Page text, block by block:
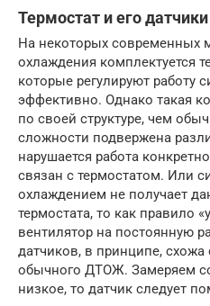
Термостат и его датчики
На некоторых современных
охлаждения комплектуется
которые регулируют работу
эффективно. Однако такая
по своей структуре, чем
сложности подвержена
нарушается работа
связан с термостатом. Или
охлаждением не получает
термостата, то как правило
вентилятор на постоянную
датчиков, в принципе, схожа
обычного ДТОЖ. Замеряем
низкое, то датчик следует